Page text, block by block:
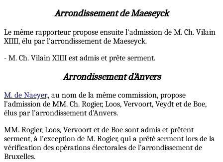
Arrondissement de Maeseyck
Le même rapporteur propose ensuite l'admission de M. Ch. Vilain
XIIII, élu par l'arrondissement de Maeseyck.
- M. Ch. Vilain XIIII est admis et prête serment.
Arrondissement d’Anvers
M. de Naeyer., au nom de la même commission, propose
l'admission de MM. Ch. Rogier, Loos, Vervoort, Veydt et de Boe,
élus par l'arrondissement d'Anvers.
MM. Rogier, Loos, Vervoort et de Boe sont admis et prêtent
serment, à l'exception de M. Rogier, qui a prêté serment lors de la
vérification des opérations électorales de l'arrondissement de
Bruxelles.